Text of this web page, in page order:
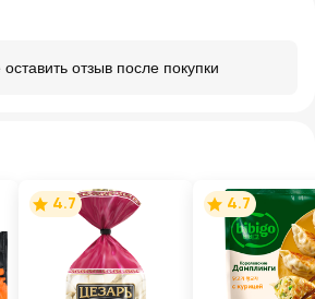
отзыв после покупки
4.7 4.7